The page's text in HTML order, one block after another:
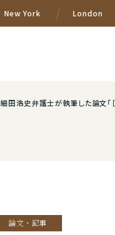
New York London
細田浩史弁護士が執筆した論文「［商事判
論文・記事